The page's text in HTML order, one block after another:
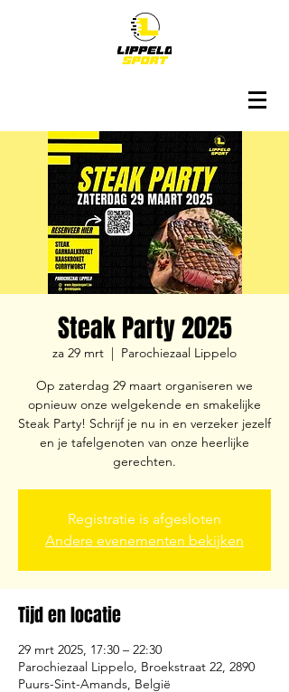
Steak Party 2025
za 29 mrt
  |
Parochiezaal Lippelo
Op zaterdag 29 maart organiseren we
opnieuw onze welgekende en smakelijke
Steak Party! Schrijf je nu in en verzeker jezelf
en je tafelgenoten van onze heerlijke
gerechten.
Registratie is afgesloten
Andere evenementen bekijken
Tijd en locatie
29 mrt 2025, 17:30 – 22:30
Parochiezaal Lippelo, Broekstraat 22, 2890
Puurs-Sint-Amands, België